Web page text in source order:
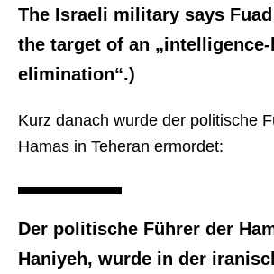
The Israeli military says
the target of an „intelligence-
elimination“.)
Kurz danach wurde der politische
Hamas in Teheran ermordet:
Der politische Führer der
Haniyeh, wurde in der